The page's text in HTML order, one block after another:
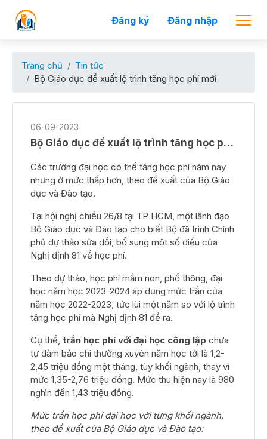
Đăng ký Đăng nhập
Trang chủ
Tin tức
Bộ Giáo dục đề xuất lộ trình tăng học phí mới
06-09-2023
Bộ Giáo dục đề xuất lộ trình tăng học phí mới
Các trường đại học có thể tăng học phí năm nay
nhưng ở mức thấp hơn, theo đề xuất của Bộ Giáo
dục và Đào tạo.
Tại hội nghị chiều 26/8 tại TP HCM, một lãnh đạo
Bộ Giáo dục và Đào tạo cho biết Bộ đã trình Chính
phủ dự thảo sửa đổi, bổ sung một số điều của
Nghị định 81 về học phí.
Theo dự thảo, học phí mầm non, phổ thông, đại
học năm học 2023-2024 áp dụng mức trần của
năm học 2022-2023, tức lùi một năm so với lộ trình
tăng học phí mà Nghị định 81 đề ra.
Cụ thể, trần học phí với đại học công lập chưa
tự đảm bảo chi thường xuyên năm học tới là 1,2-
2,45 triệu đồng một tháng, tùy khối ngành, thay vì
mức 1,35-2,76 triệu đồng. Mức thu hiện nay là 980
nghìn đến 1,43 triệu đồng.
Mức trần học phí đại học với từng khối ngành,
theo đề xuất của Bộ Giáo dục và Đào tạo: